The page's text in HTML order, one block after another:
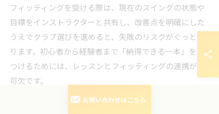
フィッティングを受ける際は、現在のスイングの状態や
目標をインストラクターと共有し、改善点を明確にした
うえでクラブ選びを進めると、失敗のリスクがぐっと減
ります。初心者から経験者まで「納得できる一本」を見
つけるためには、レッスンとフィッティングの連携が不
可欠です。
お問い合わせはこちら